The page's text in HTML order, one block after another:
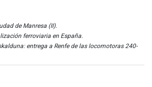
de Manresa (II).
ferroviaria en España.
entrega a Renfe de las locomotoras 240-